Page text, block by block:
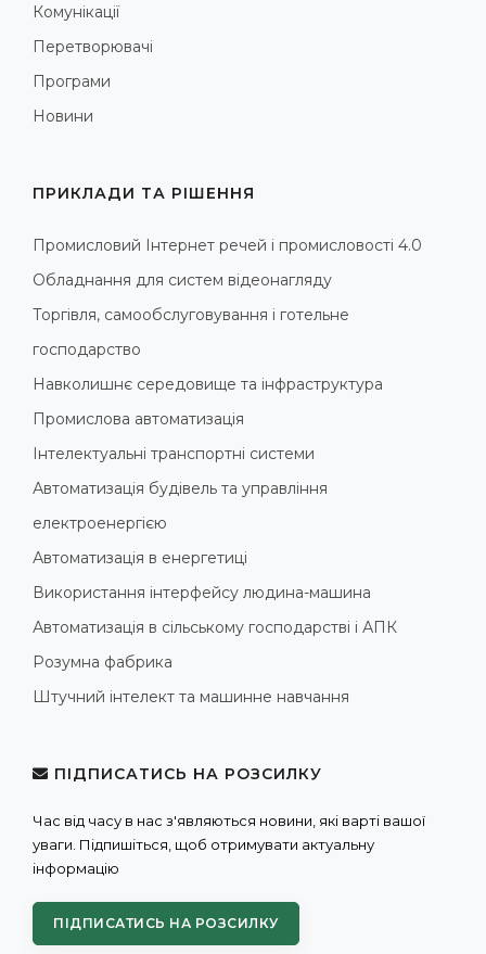
Комунікації
Перетворювачі
Програми
Новини
ПРИКЛАДИ ТА РІШЕННЯ
Промисловий Інтернет речей і промисловості 4.0
Обладнання для систем відеонагляду
Торгівля, самообслуговування і готельне
господарство
Навколишнє середовище та інфраструктура
Промислова автоматизація
Інтелектуальні транспортні системи
Автоматизація будівель та управління
електроенергією
Автоматизація в енергетиці
Використання інтерфейсу людина-машина
Автоматизація в сільському господарстві і АПК
Розумна фабрика
Штучний інтелект та машинне навчання
ПІДПИСАТИСЬ НА РОЗСИЛКУ
Час від часу в нас з'являються новини, які варті вашої
уваги. Підпишіться, щоб отримувати актуальну
інформацію
ПІДПИСАТИСЬ НА РОЗСИЛКУ